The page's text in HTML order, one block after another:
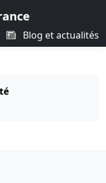
Blog et actualités